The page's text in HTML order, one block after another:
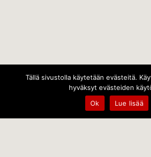
Tällä sivustolla käytetään evästeitä.
hyväksyt evästeiden
Ok
Lue lisää